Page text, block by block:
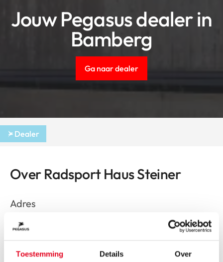
Toestemming Details Over
Jouw Pegasus dealer in
Bamberg
Ga naar dealer
Dealer
Over Radsport Haus Steiner
Adres
Nürnberger Straße 151
Bamberg
Route plannen
Openingstijden